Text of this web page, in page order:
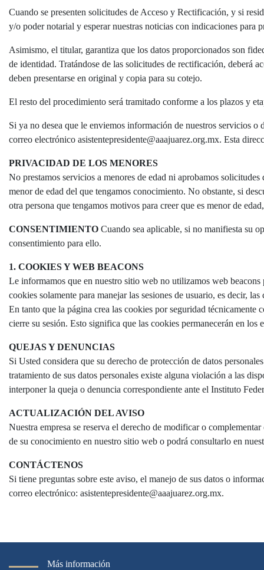
Cuando se presenten solicitudes de Acceso y Rectificación, y si
y/o poder notarial y esperar nuestras noticias con indicaciones para
Asimismo, el titular, garantiza que los datos proporcionados son
de identidad. Tratándose de las solicitudes de rectificación, deberá
deben presentarse en original y copia para su cotejo.
El resto del procedimiento será tramitado conforme a los plazos y
Si ya no desea que le enviemos información de nuestros servicios
correo electrónico asistentepresidente@aaajuarez.org.mx. Esta
PRIVACIDAD DE LOS MENORES
No prestamos servicios a menores de edad ni aprobamos
menor de edad del que tengamos conocimiento. No obstante, si
otra persona que tengamos motivos para creer que es menor de
CONSENTIMIENTO Cuando sea aplicable, si no manifiesta su
consentimiento para ello.
1. COOKIES Y WEB BEACONS
Le informamos que en nuestro sitio web no utilizamos web
cookies solamente para manejar las sesiones de usuario, es decir,
En tanto que la página crea las cookies por seguridad
cierre su sesión. Esto significa que las cookies permanecerán en los
QUEJAS Y DENUNCIAS
Si Usted considera que su derecho de protección de datos
tratamiento de sus datos personales existe alguna violación a las
interponer la queja o denuncia correspondiente ante el Instituto
ACTUALIZACIÓN DEL AVISO
Nuestra empresa se reserva el derecho de modificar o
de su conocimiento en nuestro sitio web o podrá consultarlo en
CONTÁCTENOS
Si tiene preguntas sobre este aviso, el manejo de sus datos o
correo electrónico: asistentepresidente@aaajuarez.org.mx.
Más información